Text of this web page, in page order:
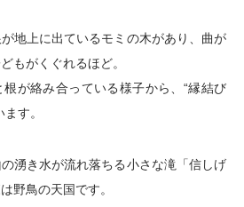
地上に出ているモミの木があり、曲が
もがくぐれるほど。
が絡み合っている様子から、“縁結び
す。
湧き水が流れ落ちる小さな滝「信しげ
野鳥の天国です。